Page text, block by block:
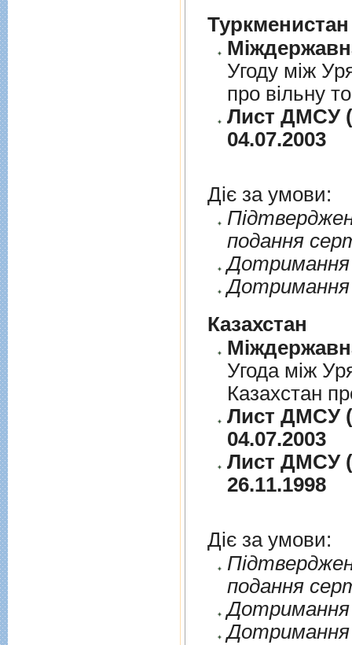
Туркменистан
Угоду між
про вільну
Лист ДМСУ
04.07.2003
Діє за умови:
подання
Дотримання
Дотримання
Казахстан
Угода між
Казахстан
Лист ДМСУ
04.07.2003
Лист ДМСУ
26.11.1998
Діє за умови:
подання
Дотримання
Дотримання